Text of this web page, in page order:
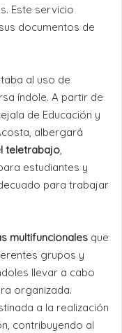
Este servicio
documentos de
al uso de
índole. A partir de
de Educación y
albergará
teletrabajo,
estudiantes y
para trabajar
multifuncionales que
grupos y
llevar a cabo
organizada.
a la realización
contribuyendo al